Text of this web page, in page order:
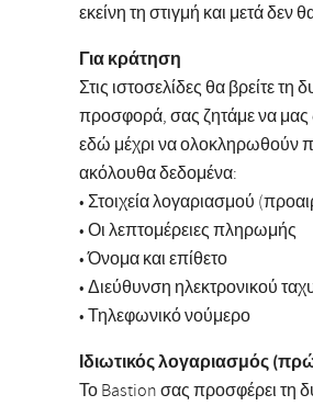
εκείνη τη στιγμή και μετά
Για κράτηση
Στις ιστοσελίδες θα βρείτε
προσφορά, σας ζητάμε να μας
εδώ μέχρι να ολοκληρωθούν
ακόλουθα δεδομένα:
• Στοιχεία λογαριασμού
• Οι λεπτομέρειες πληρωμής
• Όνομα και επίθετο
• Διεύθυνση ηλεκτρονικού
• Τηλεφωνικό νούμερο
Ιδιωτικός λογαριασμός
Το Bastion σας προσφέρει τη